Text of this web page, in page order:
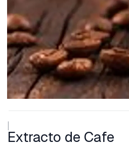
Extracto de Cafe